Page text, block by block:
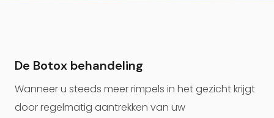
De Botox behandeling
Wanneer u steeds meer rimpels in het gezicht krijgt
door regelmatig aantrekken van uw